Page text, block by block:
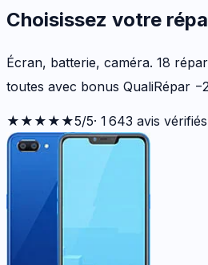
Choisissez votre
Écran, batterie, caméra. 18
toutes avec bonus QualiRépar −
★★★★★5/5· 1 643 avis vérifiés